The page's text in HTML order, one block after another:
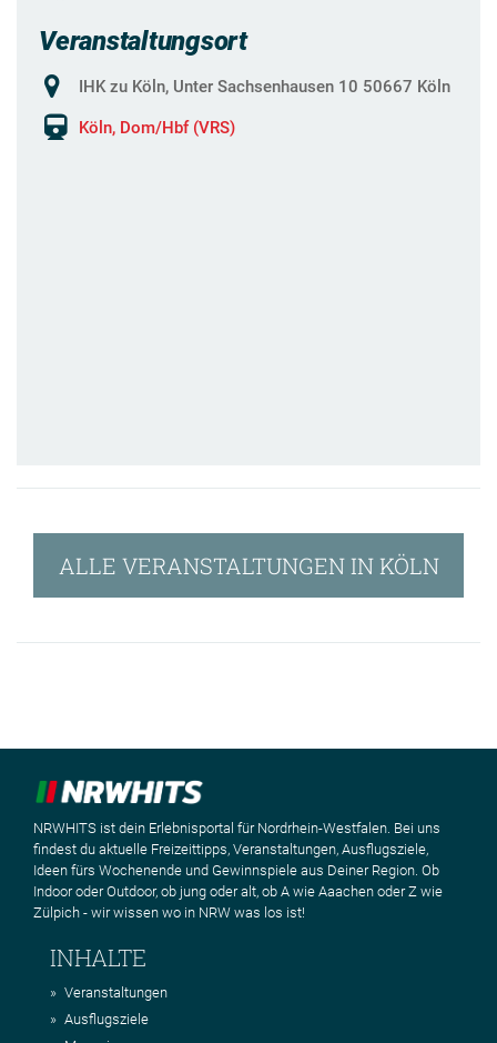
Veranstaltungsort
IHK zu Köln, Unter Sachsenhausen 10 50667 Köln
Köln, Dom/Hbf (VRS)
ALLE VERANSTALTUNGEN IN KÖLN
NRWHITS ist dein Erlebnisportal für Nordrhein-Westfalen. Bei uns
findest du aktuelle Freizeittipps, Veranstaltungen, Ausflugsziele,
Ideen fürs Wochenende und Gewinnspiele aus Deiner Region. Ob
Indoor oder Outdoor, ob jung oder alt, ob A wie Aaachen oder Z wie
Zülpich - wir wissen wo in NRW was los ist!
INHALTE
Veranstaltungen
Ausflugsziele